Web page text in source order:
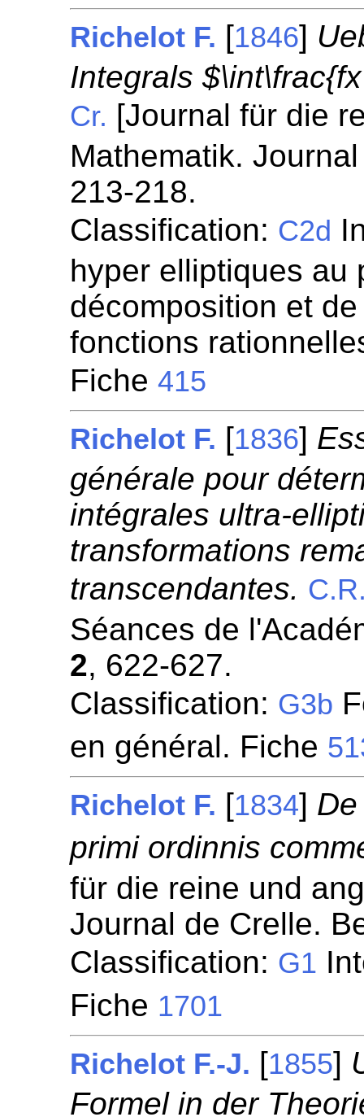
Richelot F. [1846]
Integrals
Cr. [Journal für die
Mathematik.
213-218.
Classification: C2d
hyper elliptiques au
décomposition et
fonctions
Fiche415
Richelot F. [1836]
générale pour
intégrales ultra-
transformations
transcendantes.
Séances de
2, 622-627.
Classification: G3b
en général. Fiche
Richelot F. [1834]
primi ordinnis
für die reine und
Journal de Crelle.
Classification: G1
Fiche 1701
Richelot F.-J. [1855]
Formel in der